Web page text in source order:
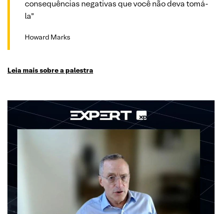
consequências negativas que você não deva tomá-
la”
Howard Marks
Leia mais sobre a palestra